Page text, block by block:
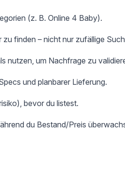
(z. B. Online 4 Baby).
finden – nicht nur zufällige
nutzen, um Nachfrage zu
und planbarer Lieferung.
bevor du listest.
du Bestand/Preis